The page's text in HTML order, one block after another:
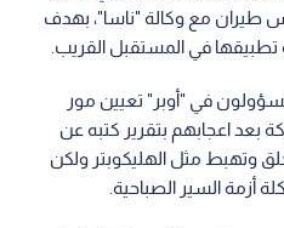
طيران مع وكالة "ناسا"، بهدف
تطبيقها في المستقبل القريب.
في "أوبر" تعيين مور
بعد اعجابهم بتقرير كتبه عن
وتهبط مثل الهليكوبتر ولكن
أزمة السير الصباحية.